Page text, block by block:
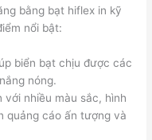
bằng bạt hiflex in kỹ
nổi bật:
biển bạt chịu được các
nóng.
với nhiều màu sắc, hình
quảng cáo ấn tượng và